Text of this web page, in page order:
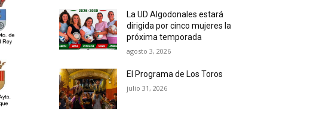
La UD Algodonales estará
dirigida por cinco mujeres la
próxima temporada
agosto 3, 2026
El Programa de Los Toros
julio 31, 2026